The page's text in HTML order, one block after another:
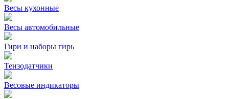
Весы кухонные
Весы автомобильные
Гири и наборы гирь
Тензодатчики
Весовые индикаторы